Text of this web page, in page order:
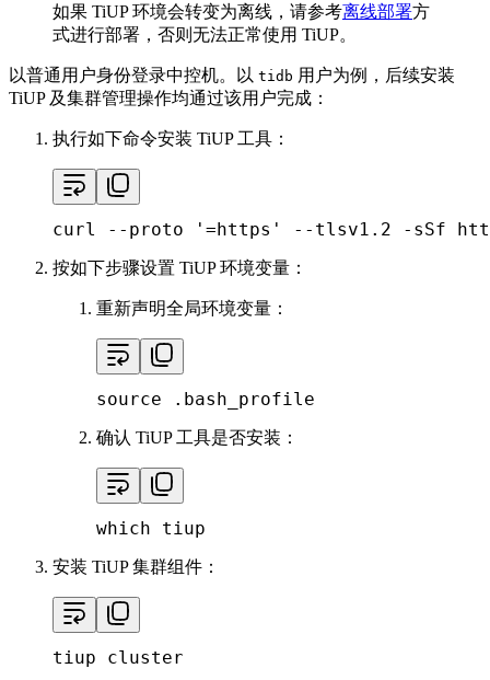
如果 TiUP 环境会转变为离线，请参考离线部署方
式进行部署，否则无法正常使用 TiUP。
以普通用户身份登录中控机。以 tidb 用户为例，后续安装
TiUP 及集群管理操作均通过该用户完成：
执行如下命令安装 TiUP 工具：
curl --proto '=https' --tlsv1.2 -sSf
按如下步骤设置 TiUP 环境变量：
重新声明全局环境变量：
source .bash_profile
确认 TiUP 工具是否安装：
which tiup
安装 TiUP 集群组件：
tiup cluster